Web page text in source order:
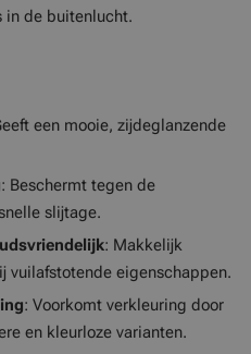
in de buitenlucht.
een mooie, zijdeglanzende
: Beschermt tegen de
slijtage.
: Makkelijk
vuilafstotende eigenschappen.
: Voorkomt verkleuring door
en kleurloze varianten.